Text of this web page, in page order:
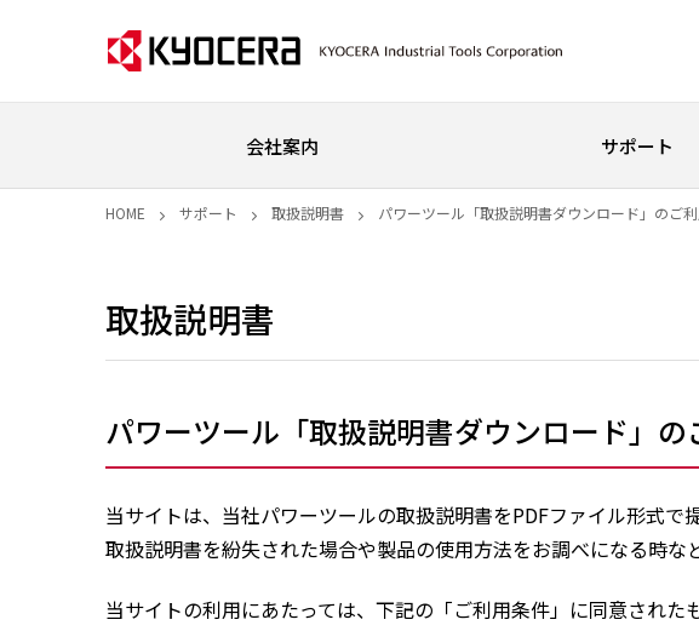
会社案内 サポート
HOME サポート 取扱説明書 パワーツール「取扱説明書ダウンロード」のご
取扱説明書
パワーツール「取扱説明書ダウンロード」の
当サイトは、当社パワーツールの取扱説明書をPDFファイル形式で
取扱説明書を紛失された場合や製品の使用方法をお調べになる時な
当サイトの利用にあたっては、下記の「ご利用条件」に同意された